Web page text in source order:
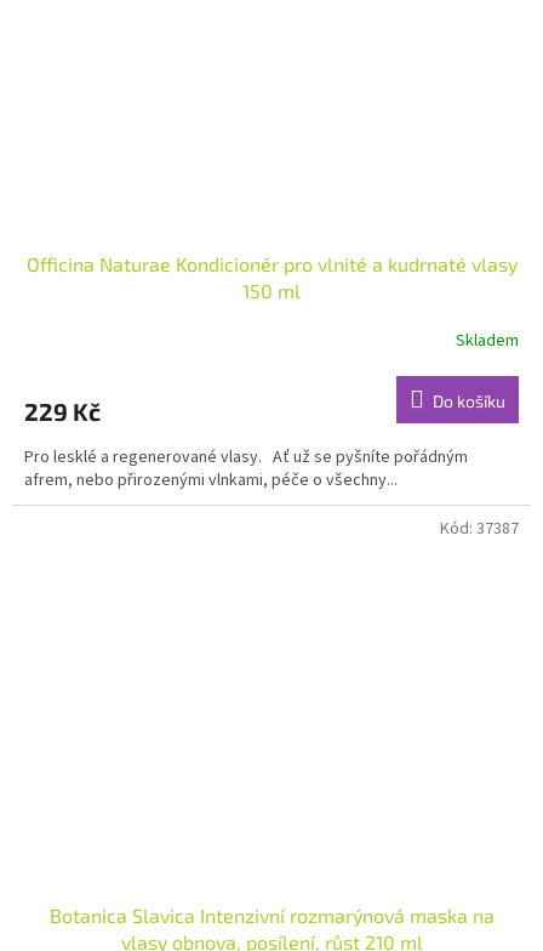
Officina Naturae Kondicionér pro vlnité a kudrnaté vlasy
150 ml
Skladem
229 Kč Do košíku
Pro lesklé a regenerované vlasy. Ať už se pyšníte pořádným
afrem, nebo přirozenými vlnkami, péče o všechny...
Botanica Slavica Intenzivní rozmarýnová maska na
vlasy obnova, posílení, růst 210 ml
Kód: 37387